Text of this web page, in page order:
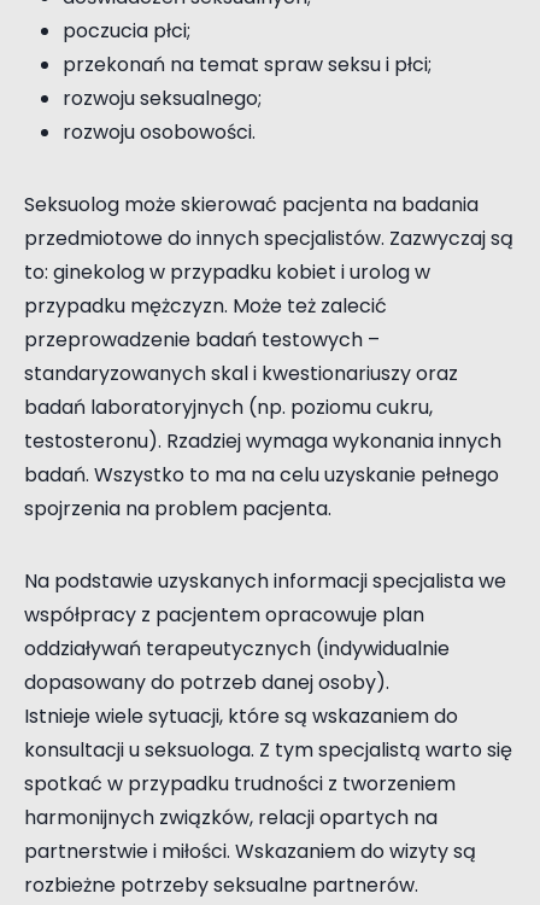
poczucia płci;
przekonań na temat spraw seksu i płci;
rozwoju seksualnego;
rozwoju osobowości.
Seksuolog może skierować pacjenta na badania
przedmiotowe do innych specjalistów. Zazwyczaj są
to: ginekolog w przypadku kobiet i urolog w
przypadku mężczyzn. Może też zalecić
przeprowadzenie badań testowych –
standaryzowanych skal i kwestionariuszy oraz
badań laboratoryjnych (np. poziomu cukru,
testosteronu). Rzadziej wymaga wykonania innych
badań. Wszystko to ma na celu uzyskanie pełnego
spojrzenia na problem pacjenta.
Na podstawie uzyskanych informacji specjalista we
współpracy z pacjentem opracowuje plan
oddziaływań terapeutycznych (indywidualnie
dopasowany do potrzeb danej osoby).
Istnieje wiele sytuacji, które są wskazaniem do
konsultacji u seksuologa. Z tym specjalistą warto się
spotkać w przypadku trudności z tworzeniem
harmonijnych związków, relacji opartych na
partnerstwie i miłości. Wskazaniem do wizyty są
rozbieżne potrzeby seksualne partnerów.